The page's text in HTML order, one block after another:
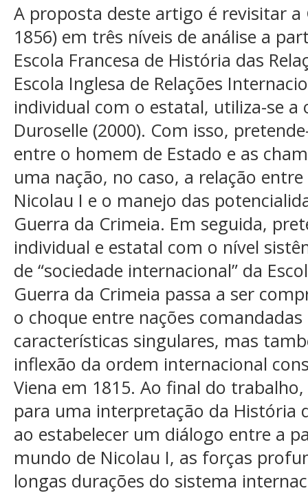
A proposta deste artigo é revisitar a
1856) em três níveis de análise a
Escola Francesa de História das
Escola Inglesa de Relações
individual com o estatal, utiliza-se a
Duroselle (2000). Com isso,
entre o homem de Estado e as
uma nação, no caso, a relação
Nicolau I e o manejo das
Guerra da Crimeia. Em seguida,
individual e estatal com o nível
de “sociedade internacional” da
Guerra da Crimeia passa a ser
o choque entre nações
características singulares, mas
inflexão da ordem internacional
Viena em 1815. Ao final do
para uma interpretação da História
ao estabelecer um diálogo entre a
mundo de Nicolau I, as forças
longas durações do sistema